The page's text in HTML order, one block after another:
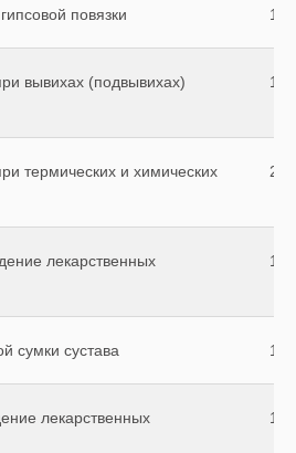
повязки
вывихах (подвывихах)
термических и химических
лекарственных
сумки сустава
лекарственных